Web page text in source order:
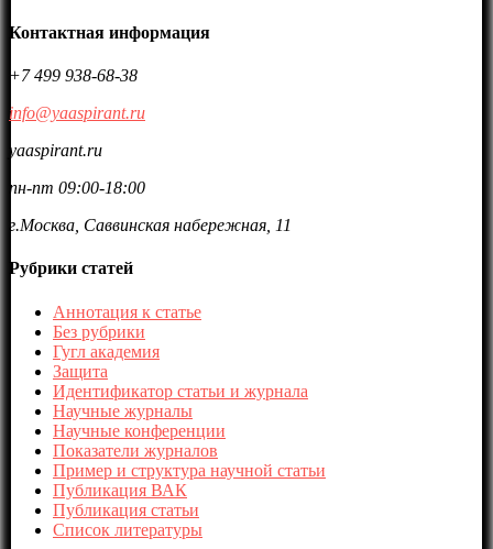
Контактная информация
+7 499 938-68-38
info@yaaspirant.ru
yaaspirant.ru
пн-пт 09:00-18:00
г.Москва, Саввинская набережная, 11
Рубрики статей
Аннотация к статье
Без рубрики
Гугл академия
Защита
Идентификатор статьи и журнала
Научные журналы
Научные конференции
Показатели журналов
Пример и структура научной статьи
Публикация ВАК
Публикация статьи
Список литературы